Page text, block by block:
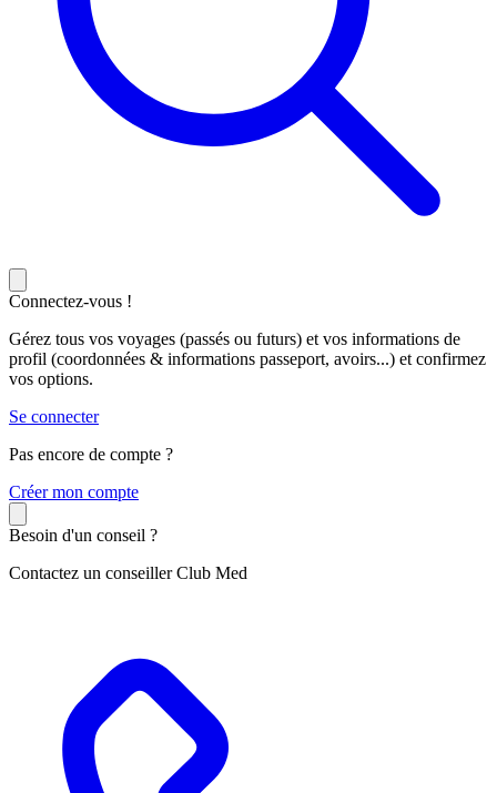
Connectez-vous !
Gérez tous vos voyages (passés ou futurs) et vos informations de
profil (coordonnées & informations passeport, avoirs...) et confirmez
vos options.
Se connecter
Pas encore de compte ?
Créer mon compte
Besoin d'un conseil ?
Contactez un conseiller Club Med